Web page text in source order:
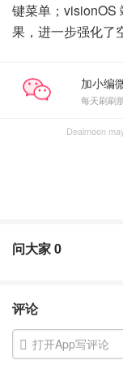
键菜单；visionOS
果，进一步强化了
加小编
每天刷刷
Dealmoon
问大家0
评论
打开App写评论